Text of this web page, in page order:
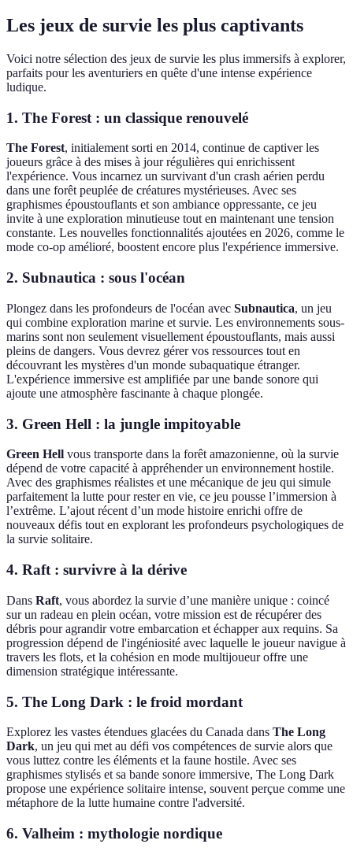
Les jeux de survie les plus captivants
Voici notre sélection des jeux de survie les plus immersifs à explorer,
parfaits pour les aventuriers en quête d'une intense expérience
ludique.
1. The Forest : un classique renouvelé
The Forest, initialement sorti en 2014, continue de captiver les
joueurs grâce à des mises à jour régulières qui enrichissent
l'expérience. Vous incarnez un survivant d'un crash aérien perdu
dans une forêt peuplée de créatures mystérieuses. Avec ses
graphismes époustouflants et son ambiance oppressante, ce jeu
invite à une exploration minutieuse tout en maintenant une tension
constante. Les nouvelles fonctionnalités ajoutées en 2026, comme le
mode co-op amélioré, boostent encore plus l'expérience immersive.
2. Subnautica : sous l'océan
Plongez dans les profondeurs de l'océan avec Subnautica, un jeu
qui combine exploration marine et survie. Les environnements sous-
marins sont non seulement visuellement époustouflants, mais aussi
pleins de dangers. Vous devrez gérer vos ressources tout en
découvrant les mystères d'un monde subaquatique étranger.
L'expérience immersive est amplifiée par une bande sonore qui
ajoute une atmosphère fascinante à chaque plongée.
3. Green Hell : la jungle impitoyable
Green Hell vous transporte dans la forêt amazonienne, où la survie
dépend de votre capacité à appréhender un environnement hostile.
Avec des graphismes réalistes et une mécanique de jeu qui simule
parfaitement la lutte pour rester en vie, ce jeu pousse l’immersion à
l’extrême. L’ajout récent d’un mode histoire enrichi offre de
nouveaux défis tout en explorant les profondeurs psychologiques de
la survie solitaire.
4. Raft : survivre à la dérive
Dans Raft, vous abordez la survie d’une manière unique : coincé
sur un radeau en plein océan, votre mission est de récupérer des
débris pour agrandir votre embarcation et échapper aux requins. Sa
progression dépend de l'ingéniosité avec laquelle le joueur navigue à
travers les flots, et la cohésion en mode multijoueur offre une
dimension stratégique intéressante.
5. The Long Dark : le froid mordant
Explorez les vastes étendues glacées du Canada dans The Long
Dark, un jeu qui met au défi vos compétences de survie alors que
vous luttez contre les éléments et la faune hostile. Avec ses
graphismes stylisés et sa bande sonore immersive, The Long Dark
propose une expérience solitaire intense, souvent perçue comme une
métaphore de la lutte humaine contre l'adversité.
6. Valheim : mythologie nordique